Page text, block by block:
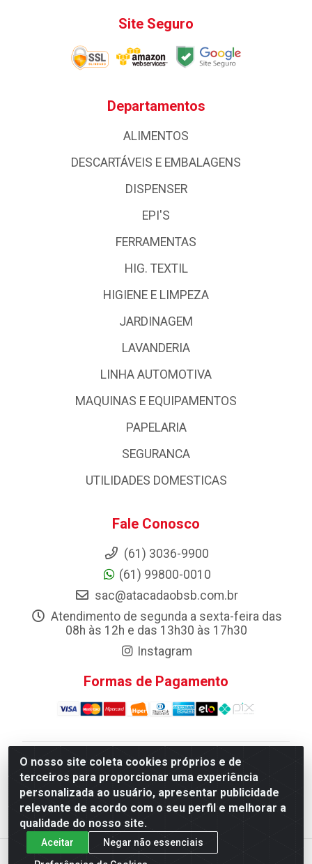
O nosso site coleta cookies próprios e de
terceiros para proporcionar uma experiência
personalizada ao usuário, apresentar publicidade
relevante de acordo com o seu perfil e melhorar a
qualidade do nosso site.
Aceitar
Negar não essenciais
Site Seguro
Departamentos
ALIMENTOS
DESCARTÁVEIS E EMBALAGENS
DISPENSER
EPI'S
FERRAMENTAS
HIG. TEXTIL
HIGIENE E LIMPEZA
JARDINAGEM
LAVANDERIA
LINHA AUTOMOTIVA
MAQUINAS E EQUIPAMENTOS
PAPELARIA
SEGURANCA
UTILIDADES DOMESTICAS
Fale Conosco
(61) 3036-9900
(61) 99800-0010
sac@atacadaobsb.com.br
Atendimento de segunda a sexta-feira das
08h às 12h e das 13h30 às 17h30
Instagram
Formas de Pagamento
Atacadao da Limpeza F. Pereira Queiroz Comercio e
Distribuicao LTDA - Quadra Qi 10 Lotes 39 e, 41 - Setor
Industrial (Taguatinga), Brasília/DF - CEP 72.135-100 -
CNPJ 13.184.675/0001-80